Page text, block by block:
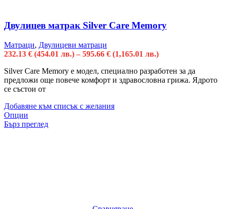
Двулицев матрак Silver Care Memory
Матраци, Двулицеви матраци
232.13 € (454.01 лв.) – 595.66 € (1,165.01 лв.)
Silver Care Memory е модел, специално разработен за да
предложи още повече комфорт и здравословна грижа. Ядрото
се състои от
Добавяне към списък с желания
Опции
Бърз преглед